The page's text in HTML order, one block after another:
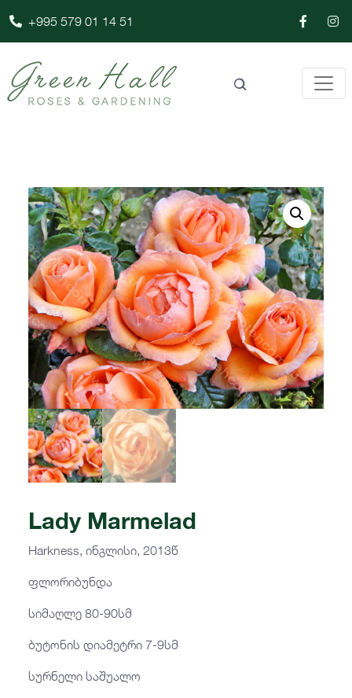
+995 579 01 14 51
Lady Marmelad
Harkness, ინგლისი, 2013წ
ფლორიბუნდა
სიმაღლე 80-90სმ
ბუტონის დიამეტრი 7-9სმ
სურნელი საშუალო